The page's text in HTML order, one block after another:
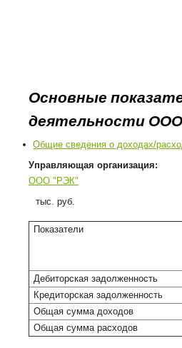
Основные
деятельности ООО
Общие сведения о доходах/
Управляющая организация:
ООО "РЭК"
тыс. руб.
Показатели
Дебиторская задолженность
Кредиторская задолженность
Общая сумма доходов
Общая сумма расходов